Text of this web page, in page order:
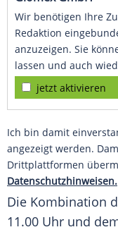
Wir benötigen Ihre
Redaktion
anzuzeigen. Sie
lassen und auch
jetzt aktivieren
Ich bin damit
angezeigt werden.
Drittplattformen
Datenschutzhinweisen.
Die Kombination
11.00 Uhr und